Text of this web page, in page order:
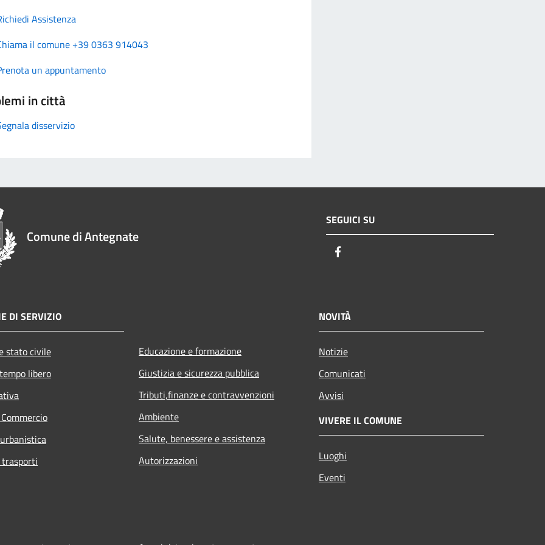
Assistenza
il comune +39 0363 914043
un appuntamento
in città
disservizio
Comune di Antegnate
SEGUICI SU
DI SERVIZIO
stato civile
libero
Educazione e formazione
Giustizia e sicurezza pubblica
Tributi,finanze e contravvenzioni
Ambiente
Salute, benessere e assistenza
Autorizzazioni
NOVITÀ
Notizie
Comunicati
Avvisi
VIVERE IL COMUNE
Luoghi
Eventi